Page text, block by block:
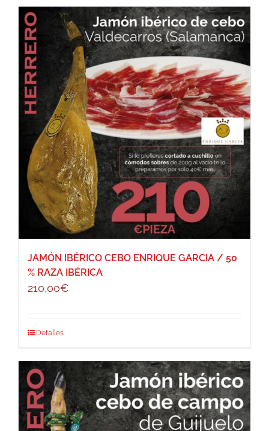
JAMÓN IBÉRICO CEBO ENRIQUE GARCIA / 50
% RAZA IBÉRICA
210,00€
Detalles